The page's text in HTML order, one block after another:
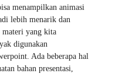
menampilkan animasi
lebih menarik dan
materi yang kita
digunakan
Ada beberapa hal
bahan presentasi,